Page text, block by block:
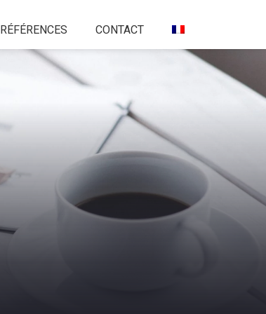
RÉFÉRENCES CONTACT